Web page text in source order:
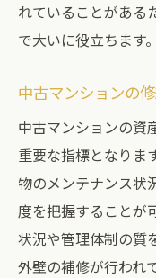
れていることがある
で大いに役立ちます。
中古マンションの
中古マンションの資
重要な指標となりま
物のメンテナンス状
度を把握することが
状況や管理体制の質
外壁の補修が行われ